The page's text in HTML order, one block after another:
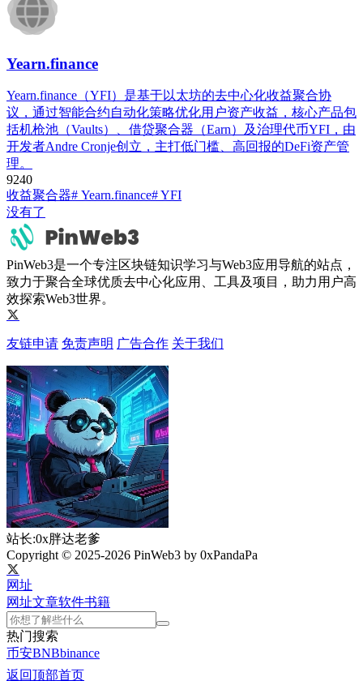
Yearn.finance
Yearn.finance（YFI）是基于以太坊的去中心化收益聚合协
议，通过智能合约自动化策略优化用户资产收益，核心产品包
括机枪池（Vaults）、借贷聚合器（Earn）及治理代币YFI，由
开发者Andre Cronje创立，主打低门槛、高回报的DeFi资产管
理。
9240
收益聚合器# Yearn.finance# YFI
没有了
PinWeb3是一个专注区块链知识学习与Web3应用导航的站点，
致力于聚合全球优质去中心化应用、工具及项目，助力用户高
效探索Web3世界。
友链申请 免责声明 广告合作 关于我们
站长:0x胖达老爹
Copyright © 2025-2026 PinWeb3 by 0xPandaPa
网址
网址文章软件书籍
热门搜索
币安BNBbinance
返回顶部首页